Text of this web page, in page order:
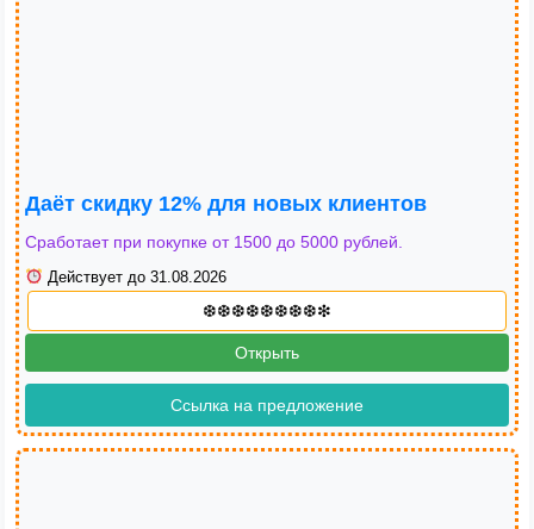
Даёт скидку 12% для новых клиентов
Сработает при покупке от 1500 до 5000 рублей.
Действует до 31.08.2026
Открыть
Ссылка на предложение